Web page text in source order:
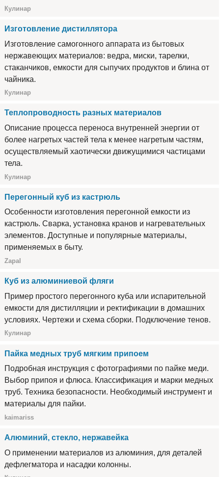
Кулинар
Изготовление дистиллятора
Изготовление самогонного аппарата из бытовых
нержавеющих материалов: ведра, миски, тарелки,
стаканчиков, емкости для сыпучих продуктов и блина от
чайника.
Кулинар
Теплопроводность разных материалов
Описание процесса переноса внутренней энергии от
более нагретых частей тела к менее нагретым частям,
осуществляемый хаотически движущимися частицами
тела.
Кулинар
Перегонный куб из кастрюль
Особенности изготовления перегонной емкости из
кастрюль. Сварка, установка кранов и нагревательных
элементов. Доступные и популярные материалы,
применяемых в быту.
Zapal
Куб из алюминиевой фляги
Пример простого перегонного куба или испарительной
емкости для дистилляции и ректификации в домашних
условиях. Чертежи и схема сборки. Подключение тенов.
Кулинар
Пайка медных труб мягким припоем
Подробная инструкция с фотографиями по пайке меди.
Выбор припоя и флюса. Классификация и марки медных
труб. Техника безопасности. Необходимый инструмент и
материалы для пайки.
kaimariss
Алюминий, стекло, нержавейка
О применении материалов из алюминия, для деталей
дефлегматора и насадки колонны.